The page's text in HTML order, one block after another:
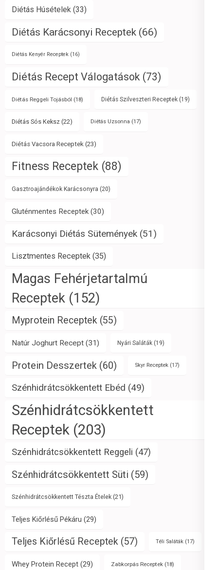
Diétás Húsételek (33)
Diétás Karácsonyi Receptek (66)
Diétás Kenyér Receptek (16)
Diétás Recept Válogatások (73)
Diétás Reggeli Tojásból (18) Diétás Szilveszteri Receptek (19)
Diétás Sós Keksz (22) Diétás Uzsonna (17)
Diétás Vacsora Receptek (23)
Fitness Receptek (88)
Gasztroajándékok Karácsonyra (20)
Gluténmentes Receptek (30)
Karácsonyi Diétás Sütemények (51)
Lisztmentes Receptek (35)
Magas Fehérjetartalmú
Receptek (152)
Myprotein Receptek (55)
Natúr Joghurt Recept (31) Nyári Saláták (19)
Protein Desszertek (60) Skyr Receptek (17)
Szénhidrátcsökkentett Ebéd (49)
Szénhidrátcsökkentett
Receptek (203)
Szénhidrátcsökkentett Reggeli (47)
Szénhidrátcsökkentett Süti (59)
Szénhidrátcsökkentett Tészta Ételek (21)
Teljes Kiőrlésű Pékáru (29)
Teljes Kiőrlésű Receptek (57) Téli Saláták (17)
Whey Protein Recept (29) Zabkorpás Receptek (18)